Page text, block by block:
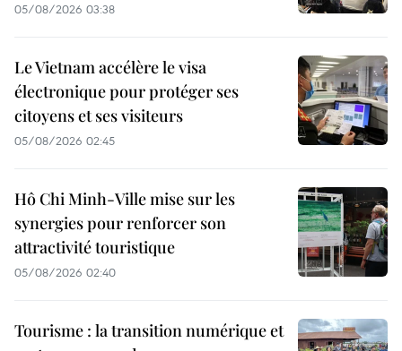
05/08/2026 03:38
Le Vietnam accélère le visa
électronique pour protéger ses
citoyens et ses visiteurs
05/08/2026 02:45
Hô Chi Minh-Ville mise sur les
synergies pour renforcer son
attractivité touristique
05/08/2026 02:40
Tourisme : la transition numérique et